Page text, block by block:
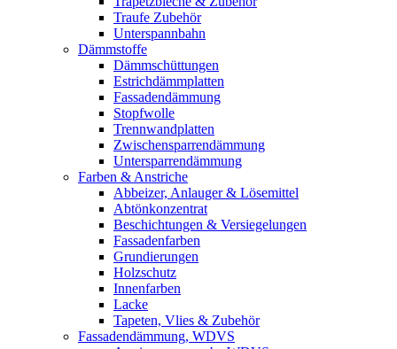
Traufe Zubehör
Unterspannbahn
Dämmstoffe
Dämmschüttungen
Estrichdämmplatten
Fassadendämmung
Stopfwolle
Trennwandplatten
Zwischensparrendämmung
Untersparrendämmung
Farben & Anstriche
Abbeizer, Anlauger & Lösemittel
Abtönkonzentrat
Beschichtungen & Versiegelungen
Fassadenfarben
Grundierungen
Holzschutz
Innenfarben
Lacke
Tapeten, Vlies & Zubehör
Fassadendämmung, WDVS